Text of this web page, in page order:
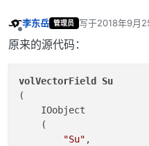
李东岳 管理员 写于2018年9月
最后由 李东岳
原来的源代码：
volVectorField
Su
(
    IOobject
    (
"Su" ,